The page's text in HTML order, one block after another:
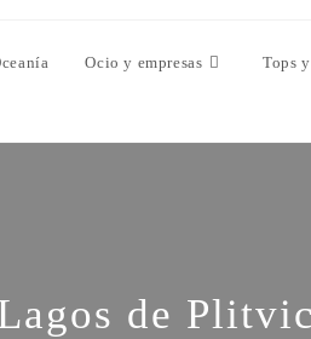
Ocio y empresas Tops
de